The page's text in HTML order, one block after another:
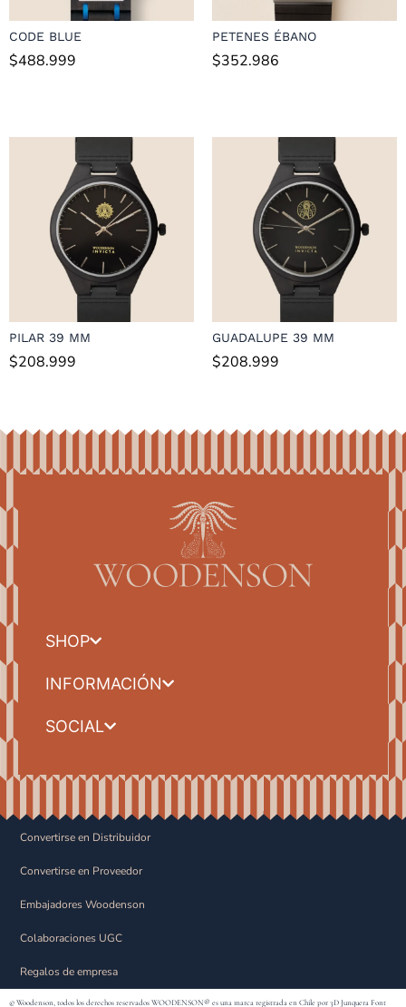
CODE BLUE
$488.999
PETENES ÉBANO
$352.986
PILAR 39 MM
$208.999
GUADALUPE 39 MM
$208.999
SHOP
INFORMACIÓN
SOCIAL
Convertirse en Distribuidor
Convertirse en Proveedor
Embajadores Woodenson
Colaboraciones UGC
Regalos de empresa
© Woodenson, todos los derechos reservados WOODENSON® es una marca registrada en Chile por 3D Junquera Font